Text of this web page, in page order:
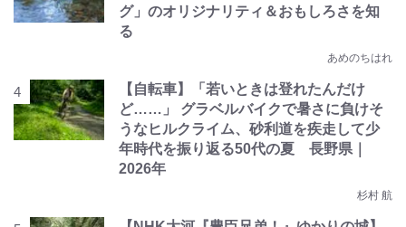
グ」のオリジナリティ＆おもしろさを知
る
あめのちはれ
【自転車】「若いときは登れたんだけ
ど……」 グラベルバイクで暑さに負けそ
うなヒルクライム、砂利道を疾走して少
年時代を振り返る50代の夏 長野県｜
2026年
杉村 航